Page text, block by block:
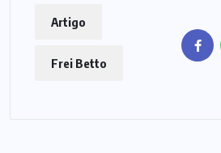
Artigo
Frei Betto